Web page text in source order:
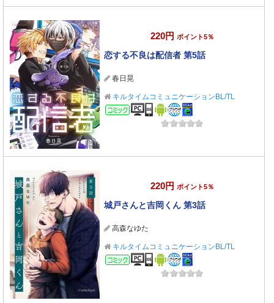
220円 ポイント5％
恋する不良は配信者 第5話
春日晃
キルタイムコミュニケーションBL/TL
コミック
220円 ポイント5％
城戸さんと吉岡くん 第3話
高森なゆた
キルタイムコミュニケーションBL/TL
コミック